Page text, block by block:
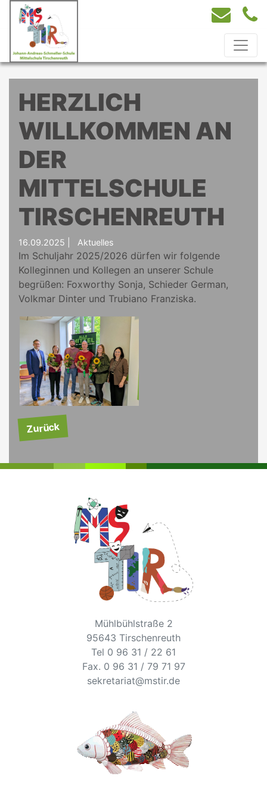
HERZLICH
WILLKOMMEN AN
DER
MITTELSCHULE
TIRSCHENREUTH
16.09.2025 Aktuelles
Im Schuljahr 2025/2026 dürfen wir folgende
Kolleginnen und Kollegen an unserer Schule
begrüßen: Foxworthy Sonja, Schieder German,
Volkmar Dinter und Trubiano Franziska.
Zurück
Mühlbühlstraße 2
95643 Tirschenreuth
Tel 0 96 31 / 22 61
Fax. 0 96 31 / 79 71 97
sekretariat@mstir.de